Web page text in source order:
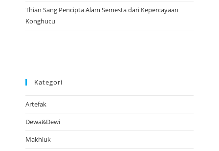
Thian Sang Pencipta Alam Semesta dari Kepercayaan
Konghucu
Kategori
Artefak
Dewa&Dewi
Makhluk